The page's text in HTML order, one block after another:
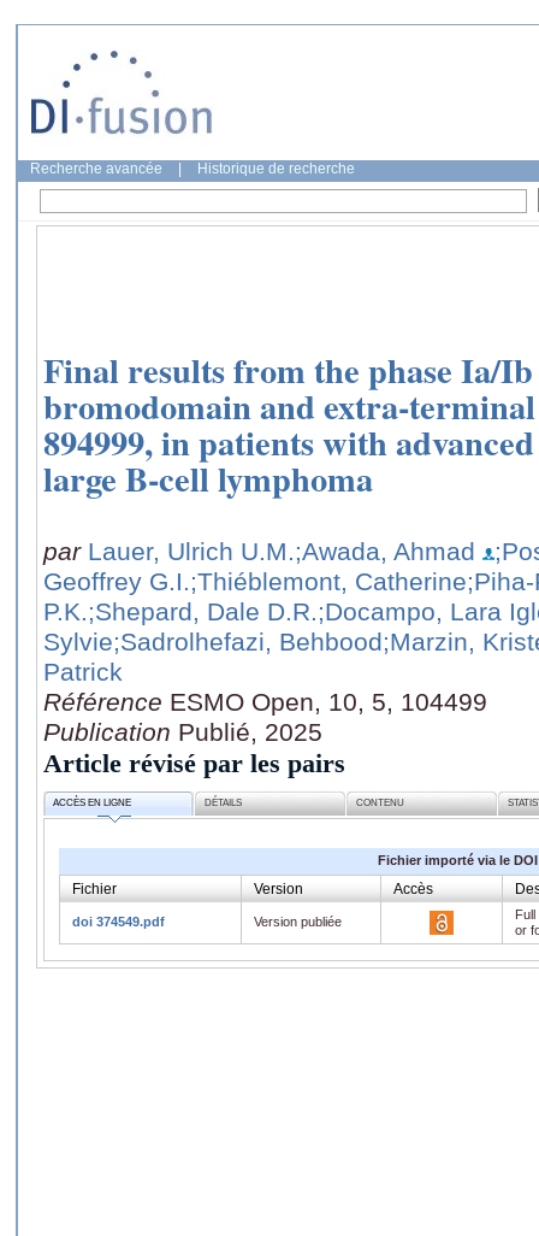
Recherche avancée Historique de recherche
Final results from the phase Ia/
bromodomain and extra-
894999, in patients with
large B-cell lymphoma
par Lauer, Ulrich U.M.;Awada, Ahmad
Geoffrey G.I.;Thiéblemont, Catherine
P.K.;Shepard, Dale D.R.;Docampo, Lara
Sylvie;Sadrolhefazi, Behbood;Marzin,
Patrick
Référence ESMO Open, 10, 5, 104499
Publication Publié, 2025
Article révisé par les pairs
ACCÈS EN LIGNE DÉTAILS CONTENU
Fichier importé via le DOI
Fichier Version Accès
doi 374549.pdf Version publiée
or